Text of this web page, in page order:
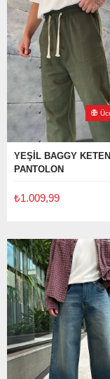
YEŞİL BAGGY KETEN
PANTOLON
₺1.009,99